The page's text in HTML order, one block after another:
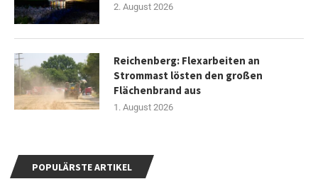
2. August 2026
Reichenberg: Flexarbeiten an
Strommast lösten den großen
Flächenbrand aus
1. August 2026
POPULÄRSTE ARTIKEL